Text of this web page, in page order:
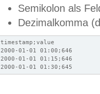
Semikolon als
Dezimalkomma
timestamp;value
2000-01-01 01:00;646
2000-01-01 01:15;646
2000-01-01 01:30;645